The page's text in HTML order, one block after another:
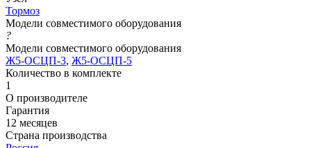
Тормоз
Модели совместимого оборудования
?
Модели совместимого оборудования
Ж5-ОСЦП-3, Ж5-ОСЦП-5
Количество в комплекте
1
О производителе
Гарантия
12 месяцев
Страна производства